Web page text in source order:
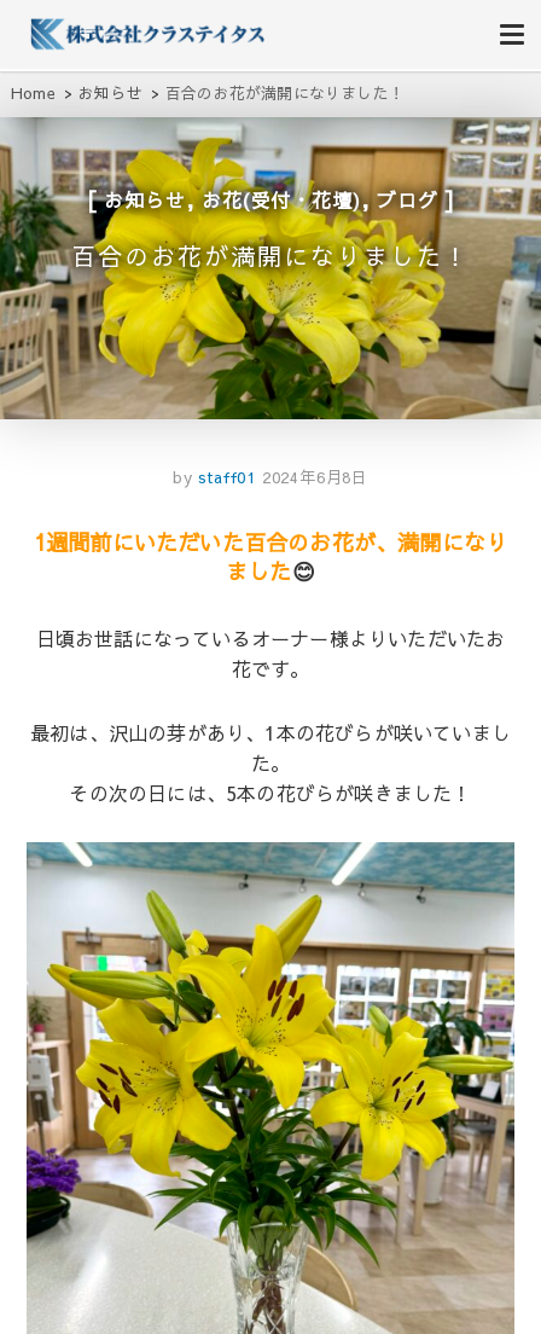
株式会社クラステイタス
地域のコミュニティーを大切にする企業
Home お知らせ 百合のお花が満開になりました！
お知らせ,お花(受付・花壇),ブログ
百合のお花が満開になりました！
by staff01 2024年6月8日
1週間前にいただいた百合のお花が、満開になり
ました😊
日頃お世話になっているオーナー様よりいただいたお
花です。
最初は、沢山の芽があり、1本の花びらが咲いていまし
た。
その次の日には、5本の花びらが咲きました！